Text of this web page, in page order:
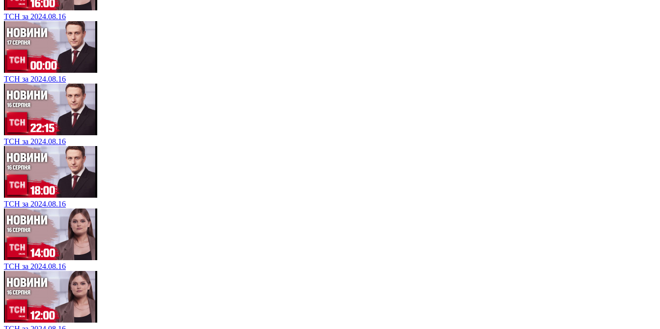
ТСН за 2024.08.16
ТСН за 2024.08.16
ТСН за 2024.08.16
ТСН за 2024.08.16
ТСН за 2024.08.16